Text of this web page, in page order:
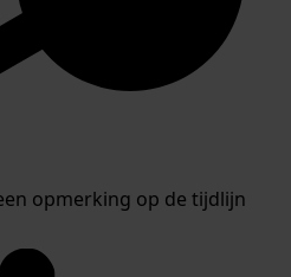
opmerking op de tijdlijn